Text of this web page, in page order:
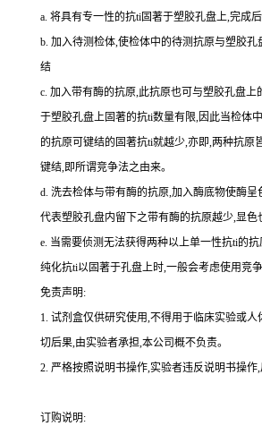
a. 将具有专一性的抗ti固著于塑胶孔盘上,完成
b. 加入待测检体,使检体中的待测抗原与塑胶孔
结
c. 加入带有酶的抗原,此抗原也可与塑胶孔盘上
于塑胶孔盘上固著的抗ti数量有限,因此当检体
的抗原可键结的固著抗ti就越少,亦即,两种抗原
键结,即所谓竞争法之由来。
d. 洗去检体与带有酶的抗原,加入酶底物使酶呈
代表塑胶孔盘内留下之带有酶的抗原越少,显色
e. 当需要侦测无法获得两种以上单一性抗ti的
纯化抗ti以固著于孔盘上时,一般会考虑使用竞
免责声明:
1. 试剂盒仅供研究使用,不得用于临床实验或人
切后果,由实验者承担,本公司概不负责。
2. 严格按照说明书操作,实验者违反说明书操作,
订购说明: